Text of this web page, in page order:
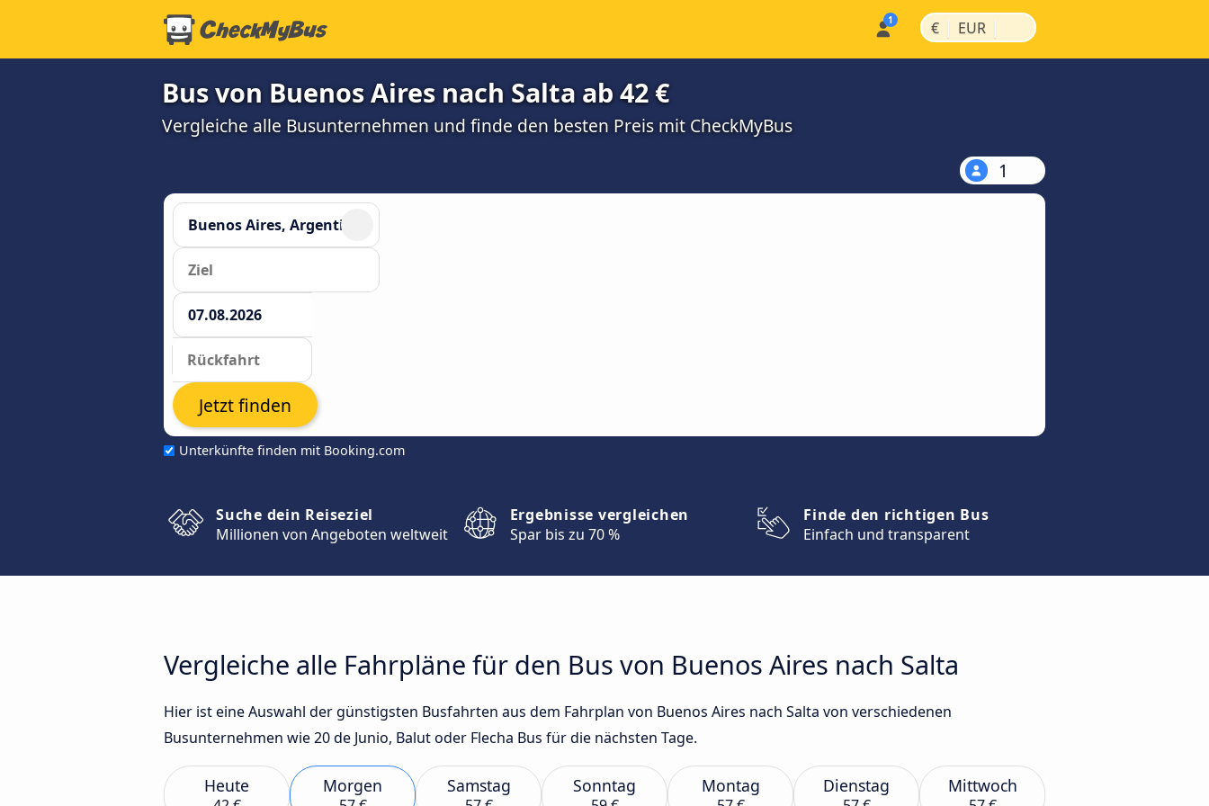
€ | EUR |
Bus von Buenos Aires nach Salta ab 42 €
Vergleiche alle Busunternehmen und finde den besten Preis mit CheckMyBus
1
Unterkünfte finden mit Booking.com
Jetzt finden
Suche dein Reiseziel
Millionen von Angeboten weltweit
Ergebnisse vergleichen
Spar bis zu 70 %
Finde den richtigen Bus
Einfach und transparent
Vergleiche alle Fahrpläne für den Bus von Buenos Aires nach Salta
Hier ist eine Auswahl der günstigsten Busfahrten aus dem Fahrplan von Buenos Aires nach Salta von verschiedenen
Busunternehmen wie 20 de Junio, Balut oder Flecha Bus für die nächsten Tage.
Heute Morgen Samstag Sonntag Montag Dienstag Mittwoch